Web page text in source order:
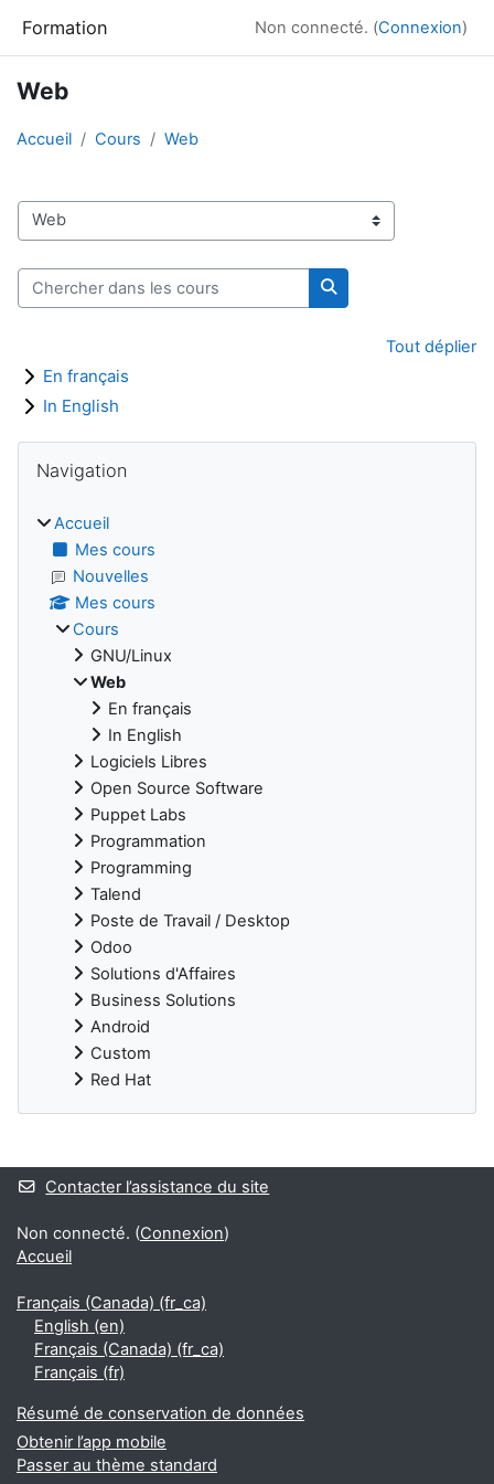
Formation Non connecté. (Connexion)
Web
Accueil Cours Web
Catégories de cours
Chercher dans les cours
Chercher dans les
Tout déplier
En français
In English
Blocs
Navigation
Accueil
Mes cours
Nouvelles
Mes cours
Cours
GNU/Linux
Web
En français
In English
Logiciels Libres
Open Source Software
Puppet Labs
Programmation
Programming
Talend
Poste de Travail / Desktop
Odoo
Solutions d'Affaires
Business Solutions
Android
Custom
Red Hat
Blocs supplémentaires
Contacter l’assistance du site
Non connecté. (Connexion)
Accueil
Français (Canada) ‎(fr_ca)‎
English ‎(en)‎
Français (Canada) ‎(fr_ca)‎
Français ‎(fr)‎
Résumé de conservation de données
Obtenir l’app mobile
Passer au thème standard